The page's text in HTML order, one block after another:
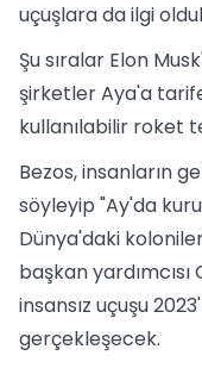
uçuşlara da ilgi
Şu sıralar Elon
şirketler Aya'a
kullanılabilir roket
Bezos, insanların
söyleyip "Ay'da
Dünya'daki
başkan
insansız uçuşu
gerçekleşecek.